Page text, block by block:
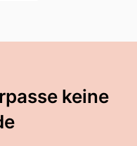
keine